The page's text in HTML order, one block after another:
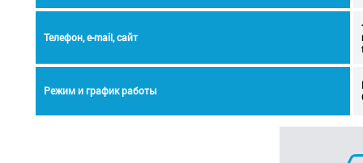
Телефон, e-mail, сайт
Режим и график работы